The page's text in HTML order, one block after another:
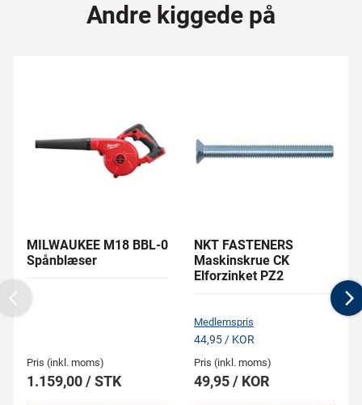
Andre kiggede på
MILWAUKEE M18 BBL-0
Spånblæser
Pris (inkl. moms)
1.159,00 / STK
NKT FASTENERS
Maskinskrue CK
Elforzinket PZ2
Medlemspris
44,95 / KOR
Pris (inkl. moms)
49,95 / KOR
Previous